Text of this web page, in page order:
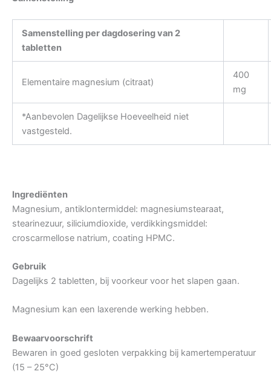
Samenstelling per dagdosering van 2
tabletten
Elementaire magnesium (citraat)
400
mg
*Aanbevolen Dagelijkse Hoeveelheid niet
vastgesteld.
Ingrediënten
Magnesium, antiklontermiddel: magnesiumstearaat,
stearinezuur, siliciumdioxide, verdikkingsmiddel:
croscarmellose natrium, coating HPMC.
Gebruik
Dagelijks 2 tabletten, bij voorkeur voor het slapen gaan.
Magnesium kan een laxerende werking hebben.
Bewaarvoorschrift
Bewaren in goed gesloten verpakking bij kamertemperatuur
(15 – 25°C)